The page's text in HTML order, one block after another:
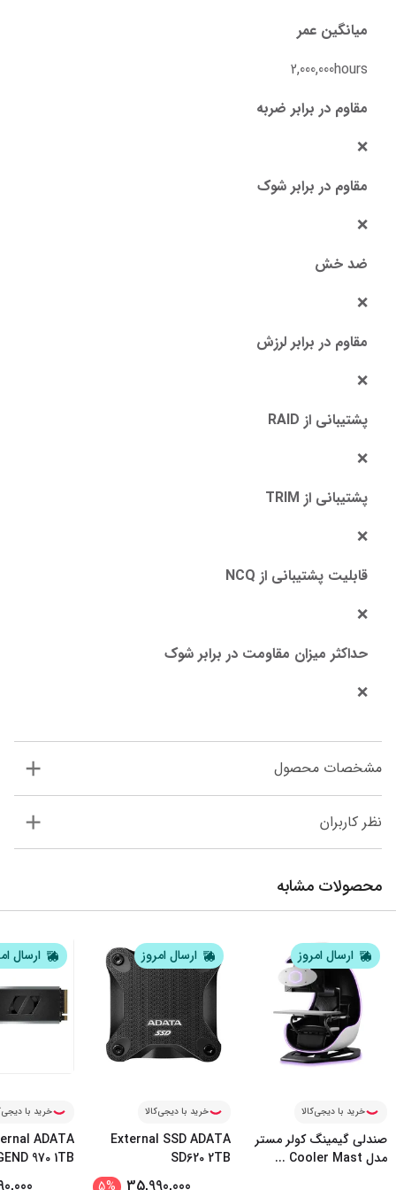
میانگین عمر
2,000,000hours
مقاوم در برابر ضربه
❌
مقاوم در برابر شوک
❌
ضد خش
❌
مقاوم در برابر لرزش
❌
پشتیبانی از RAID
❌
پشتیبانی از TRIM
❌
قابلیت پشتیبانی از NCQ
❌
حداکثر میزان مقاومت در برابر شوک
❌
مشخصات محصول
نظر کاربران
محصولات مشابه
ارسال امروز
خرید با دیجی‌کالا
صندلی گیمینگ کولر مستر
مدل Cooler Mast
...
ارسال امروز
خرید با دیجی‌کالا
External SSD ADATA
SD620 2TB
ارسال
خرید با
ADATA
970 1TB